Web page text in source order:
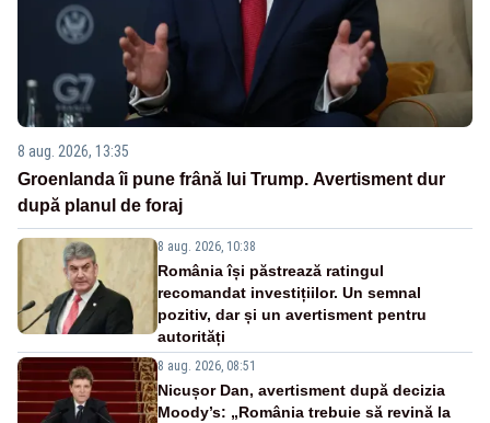
8 aug. 2026, 13:35
Groenlanda îi pune frână lui Trump. Avertisment dur
după planul de foraj
8 aug. 2026, 10:38
România își păstrează ratingul
recomandat investițiilor. Un semnal
pozitiv, dar și un avertisment pentru
autorități
8 aug. 2026, 08:51
Nicușor Dan, avertisment după decizia
Moody’s: „România trebuie să revină la